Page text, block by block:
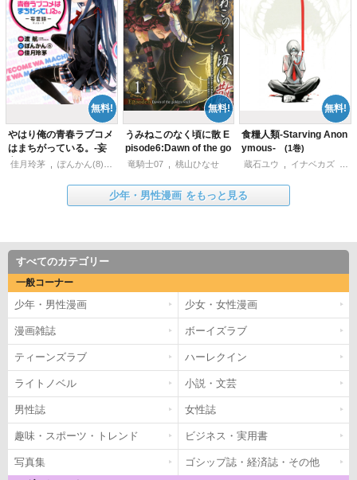
やはり俺の青春ラブコメ
はまちがっている。-妄
言録-
1
佳月玲茅 ぽんかん(8) 渡航
うみねこのなく頃に散 E
pisode6:Dawn of the go
lden witch
1
竜騎士07 桃山ひなせ
食糧人類-Starving Anon
ymous-
1
蔵石ユウ
イナベカズ
少年・男性漫画 をもっと見る
すべてのカテゴリー
一般コーナー
少年・男性漫画 少女・女性漫画
漫画雑誌 ボーイズラブ
ティーンズラブ ハーレクイン
ライトノベル 小説・文芸
男性誌 女性誌
趣味・スポーツ・トレンド ビジネス・実用書
写真集 ゴシップ誌・経済誌・その他